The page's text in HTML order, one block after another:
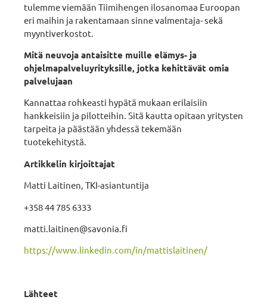
tulemme viemään Tiimihengen ilosanomaa Euroopan
eri maihin ja rakentamaan sinne valmentaja- sekä
myyntiverkostot.
Mitä neuvoja antaisitte muille elämys- ja
ohjelmapalveluyrityksille, jotka kehittävät omia
palvelujaan
Kannattaa rohkeasti hypätä mukaan erilaisiin
hankkeisiin ja pilotteihin. Sitä kautta opitaan yritysten
tarpeita ja päästään yhdessä tekemään
tuotekehitystä.
Artikkelin kirjoittajat
Matti Laitinen, TKI-asiantuntija
+358 44 785 6333
matti.laitinen@savonia.fi
https://www.linkedin.com/in/mattislaitinen/
Lähteet